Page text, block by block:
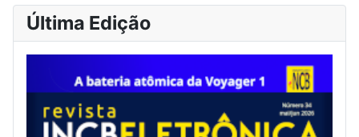
Última Edição